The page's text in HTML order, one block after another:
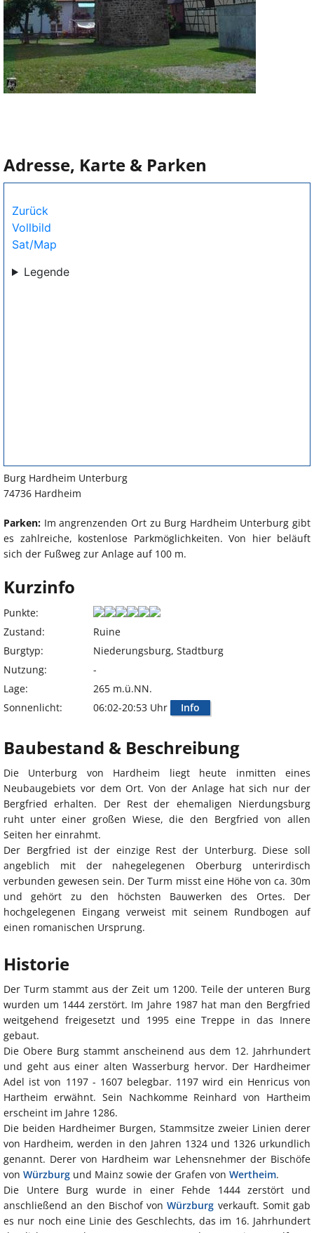
Adresse, Karte & Parken
Burg Hardheim Unterburg
74736 Hardheim
Parken: Im angrenzenden Ort zu Burg Hardheim Unterburg gibt
es zahlreiche, kostenlose Parkmöglichkeiten. Von hier beläuft
sich der Fußweg zur Anlage auf 100 m.
Kurzinfo
Punkte:
Zustand:
Ruine
Burgtyp:
Niederungsburg, Stadtburg
Nutzung:
-
Lage:
265 m.ü.NN.
Sonnenlicht:
06:02-20:53 Uhr Info
Baubestand & Beschreibung
Die Unterburg von Hardheim liegt heute inmitten eines
Neubaugebiets vor dem Ort. Von der Anlage hat sich nur der
Bergfried erhalten. Der Rest der ehemaligen Nierdungsburg
ruht unter einer großen Wiese, die den Bergfried von allen
Seiten her einrahmt.
Der Bergfried ist der einzige Rest der Unterburg. Diese soll
angeblich mit der nahegelegenen Oberburg unterirdisch
verbunden gewesen sein. Der Turm misst eine Höhe von ca. 30m
und gehört zu den höchsten Bauwerken des Ortes. Der
hochgelegenen Eingang verweist mit seinem Rundbogen auf
einen romanischen Ursprung.
Historie
Der Turm stammt aus der Zeit um 1200. Teile der unteren Burg
wurden um 1444 zerstört. Im Jahre 1987 hat man den Bergfried
weitgehend freigesetzt und 1995 eine Treppe in das Innere
gebaut.
Die Obere Burg stammt anscheinend aus dem 12. Jahrhundert
und geht aus einer alten Wasserburg hervor. Der Hardheimer
Adel ist von 1197 - 1607 belegbar. 1197 wird ein Henricus von
Hartheim erwähnt. Sein Nachkomme Reinhard von Hartheim
erscheint im Jahre 1286.
Die beiden Hardheimer Burgen, Stammsitze zweier Linien derer
von Hardheim, werden in den Jahren 1324 und 1326 urkundlich
genannt. Derer von Hardheim war Lehensnehmer der Bischöfe
von Würzburg und Mainz sowie der Grafen von Wertheim.
Die Untere Burg wurde in einer Fehde 1444 zerstört und
anschließend an den Bischof vonWürzburg verkauft. Somit gab
es nur noch eine Linie des Geschlechts, das im 16. Jahrhundert